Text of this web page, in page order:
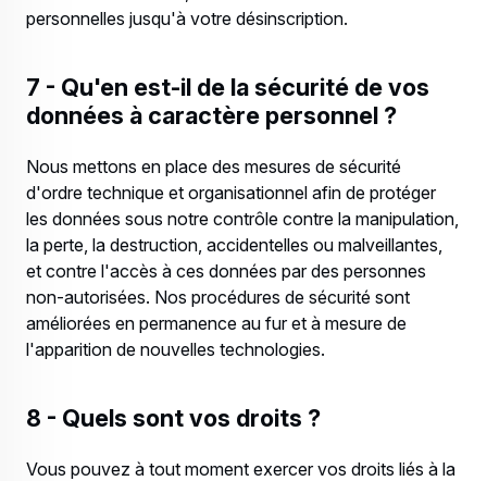
personnelles jusqu'à votre désinscription.
7 - Qu'en est-il de la sécurité de vos
données à caractère personnel ?
Nous mettons en place des mesures de sécurité
d'ordre technique et organisationnel afin de protéger
les données sous notre contrôle contre la manipulation,
la perte, la destruction, accidentelles ou malveillantes,
et contre l'accès à ces données par des personnes
non-autorisées. Nos procédures de sécurité sont
améliorées en permanence au fur et à mesure de
l'apparition de nouvelles technologies.
8 - Quels sont vos droits ?
Vous pouvez à tout moment exercer vos droits liés à la